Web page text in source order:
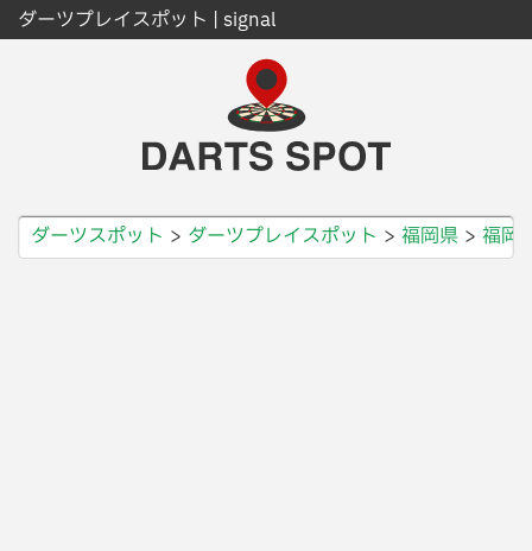
ダーツプレイスポット | signal
ダーツスポット ダーツプレイスポット 福岡県 福岡